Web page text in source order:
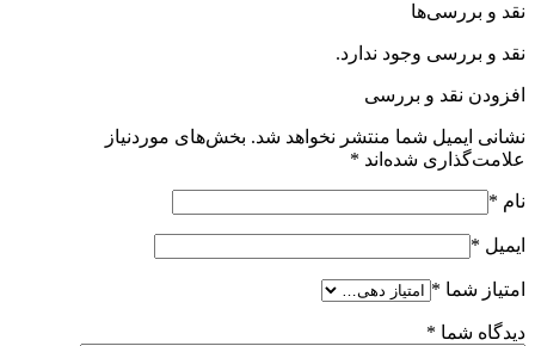
نقد و بررسی‌ها
نقد و بررسی وجود ندارد.
افزودن نقد و بررسی
نشانی ایمیل شما منتشر نخواهد شد. بخش‌های موردنیاز
علامت‌گذاری شده‌اند *
نام *
ایمیل *
امتیاز شما *
دیدگاه شما *